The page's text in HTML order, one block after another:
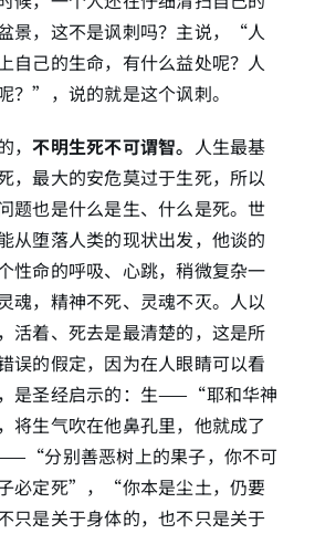
景，这不是讽刺吗？主说，“人
自己的生命，有什么益处呢？人
？”，说的就是这个讽刺。
，不明生死不可谓智。 人生最基
，最大的安危莫过于生死，所以
题也是什么是生、什么是死。世
从堕落人类的现状出发，他谈的
性命的呼吸、心跳，稍微复杂一
魂，精神不死、灵魂不灭。人以
活着、死去是最清楚的，这是所
误的假定，因为在人眼睛可以看
是圣经启示的：生——“耶和华神
将生气吹在他鼻孔里，他就成了
分别善恶树上的果子，你不可
必定死”，“你本是尘土，仍要
只是关于身体的，也不只是关于